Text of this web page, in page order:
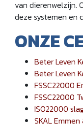
van dierenwelzijn.
deze systemen en
ONZE
Beter Leven
Beter Leven
FSSC22000
FSSC22000
ISO22000
SKAL